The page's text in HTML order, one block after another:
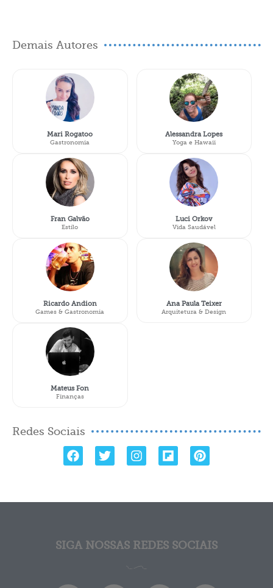
Demais Autores
Mari Rogatoo
Gastronomia
Fran Galvão
Estilo
Ricardo Andion
Games & Gastronomia
Mateus Fon
Finanças
Alessandra Lopes
Yoga e Hawaii
Luci Orkov
Vida Saudável
Ana Paula Teixer
Arquitetura & Design
Redes Sociais
SIGA NOSSAS REDES SOCIAIS